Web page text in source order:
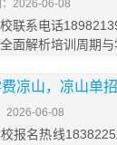
2026-06-08
联系电话
面解析培训周期
凉山，凉山单
2026-06-08
报名热线